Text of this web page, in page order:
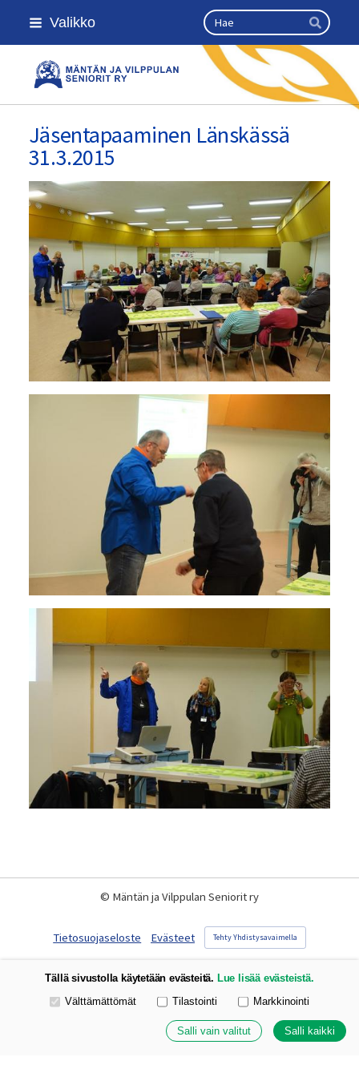
Siirry
sivun
Valikko Haku
Hae
Kansallinen senioriliitto
Jäsentapaaminen Länskässä
31.3.2015
© Mäntän ja Vilppulan Seniorit ry
Tietosuojaseloste Evästeet Tehty Yhdistysavaimella
Tällä sivustolla käytetään evästeitä. Lue lisää evästeistä.
Valitse käytettävät evästeet
Välttämättömät Tilastointi Markkinointi
Salli vain valitut Salli kaikki